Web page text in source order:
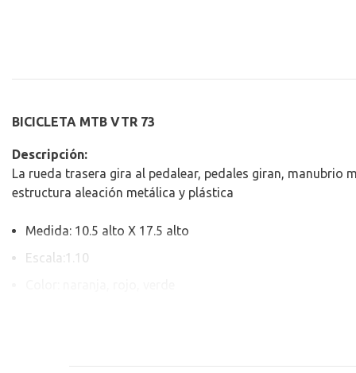
BICICLETA MTB VTR 73
Descripción:
La rueda trasera gira al pedalear, pedales giran, manubrio
estructura aleación metálica y plástica
Medida: 10.5 alto X 17.5 alto
Escala:1.10